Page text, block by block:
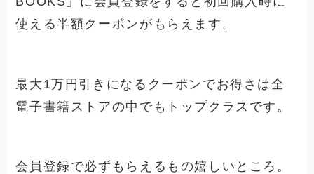
使える半額クーポンがもらえます。
最大1万円引きになるクーポンでお得さは全
電子書籍ストアの中でもトップクラスです。
会員登録で必ずもらえるもの嬉しいところ。